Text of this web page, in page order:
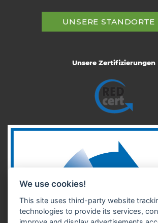
UNSERE STANDORTE
Unsere Zertifizierungen
We use cookies!
This site uses third-party website
technologies to provide its services,